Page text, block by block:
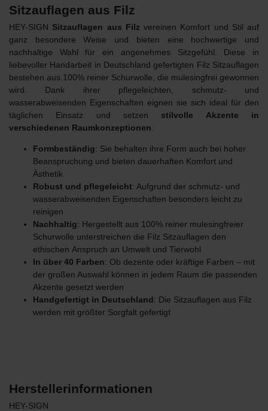
Sitzauflagen aus Filz
HEY-SIGN Sitzauflagen aus Filz vereinen Komfort und Stil auf
ganz besondere Weise und bieten eine hochwertige und
nachhaltige Wahl für ein angenehmes Sitzgefühl. Diese in
liebevoller Handarbeit in Deutschland gefertigten Filz Sitzauflagen
bestehen aus 100% reiner Schurwolle, die mulesingfrei gewonnen
wird. Dank ihrer pflegeleichten, schmutz- und
wasserabweisenden Eigenschaften eignen sie sich ideal für den
täglichen Einsatz und setzen stilvolle Akzente in
verschiedenen Raumkonzeptionen
Formbeständig: Sie behalten ihre Form auch bei hoher
Beanspruchung und bieten dauerhaften Komfort und
Ästhetik
Robust und pflegeleicht: Aufgrund der schmutz- und
wasserabweisenden Eigenschaften besonders leicht zu
reinigen
Nachhaltig: Hergestellt aus 100% reiner mulesingfreier
Schurwolle unterstreichen die Filz Sitzauflagen den
ethischen Anspruch an Umwelt und Tierwohl
In über 40 Farben: Ob dezente oder kräftige Farben – mit
der großen Auswahl können in jedem Raum die passenden
Akzente gesetzt werden
Handgefertigt in Deutschland: Die Sitzauflagen aus Filz
werden mit größter Sorgfalt gefertigt
Herstellerinformationen
HEY-SIGN